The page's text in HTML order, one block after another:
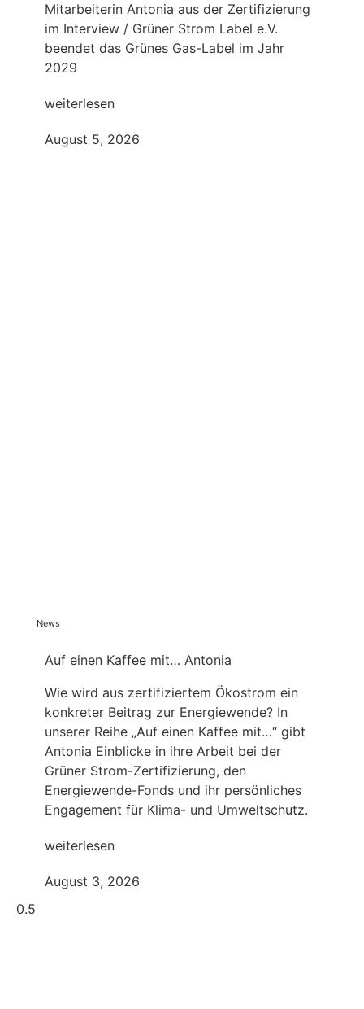
Mitarbeiterin Antonia aus der Zertifizierung
im Interview / Grüner Strom Label e.V.
beendet das Grünes Gas-Label im Jahr
2029
weiterlesen
August 5, 2026
News
Auf einen Kaffee mit… Antonia
Wie wird aus zertifiziertem Ökostrom ein
konkreter Beitrag zur Energiewende? In
unserer Reihe „Auf einen Kaffee mit…“ gibt
Antonia Einblicke in ihre Arbeit bei der
Grüner Strom-Zertifizierung, den
Energiewende-Fonds und ihr persönliches
Engagement für Klima- und Umweltschutz.
weiterlesen
August 3, 2026